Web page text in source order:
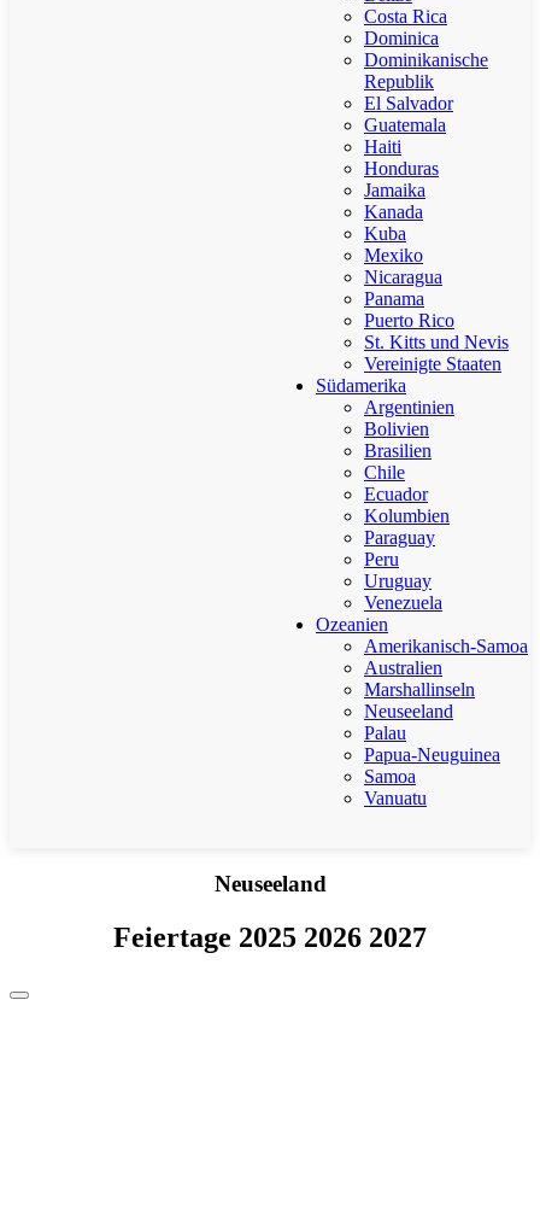
Costa Rica
Dominica
Dominikanische
Republik
El Salvador
Guatemala
Haiti
Honduras
Jamaika
Kanada
Kuba
Mexiko
Nicaragua
Panama
Puerto Rico
St. Kitts und Nevis
Vereinigte Staaten
Südamerika
Argentinien
Bolivien
Brasilien
Chile
Ecuador
Kolumbien
Paraguay
Peru
Uruguay
Venezuela
Ozeanien
Amerikanisch-Samoa
Australien
Marshallinseln
Neuseeland
Palau
Papua-Neuguinea
Samoa
Vanuatu
Neuseeland
Feiertage 2025 2026 2027